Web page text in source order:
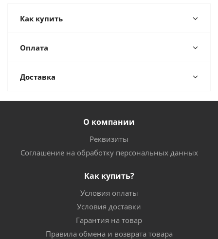
Как купить
Оплата
Доставка
О компании
Реквизиты
Соглашение на обработку персональных данных
Как купить?
Условия оплаты
Условия доставки
Гарантия на товар
Правила обмена и возврата товара